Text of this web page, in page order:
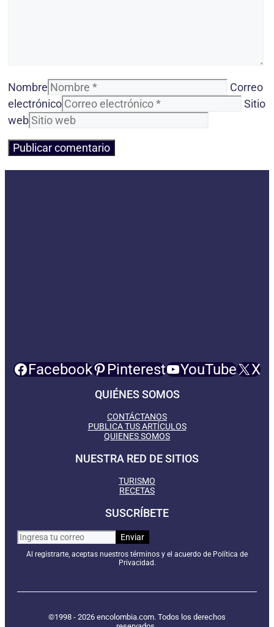
Nombre
Correo
electrónico
Sitio
web
Facebook Pinterest YouTube X
QUIÉNES SOMOS
CONTÁCTANOS
PUBLICA TUS ARTÍCULOS
QUIENES SOMOS
NUESTRA RED DE SITIOS
TURISMO
RECETAS
SUSCRÍBETE
Al registrarte, aceptas nuestros términos y el acuerdo de Política de
Privacidad.
©1998 - 2026 encolombia.com. Todos los derechos